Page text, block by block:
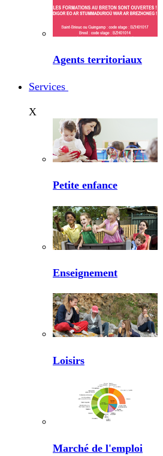
Agents territoriaux
Services
X
Petite enfance
Enseignement
Loisirs
Marché de l'emploi